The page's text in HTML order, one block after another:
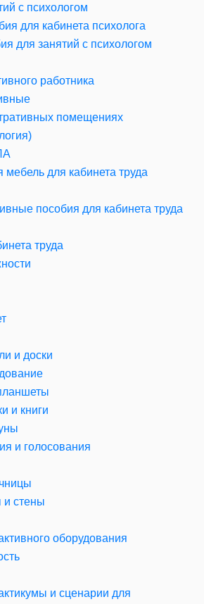
с психологом
для кабинета психолога
для занятий с психологом
работника
помещениях
для кабинета труда
пособия для кабинета труда
труда
и доски
и книги
и голосования
и стены
оборудования
и сценарии для